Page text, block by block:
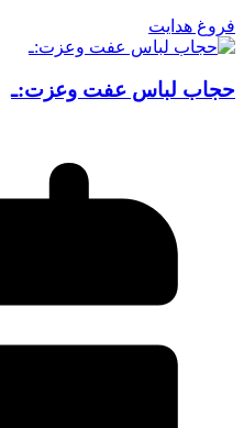
فروغ هدایت
حجاب لباس عفت وعزت:ـ